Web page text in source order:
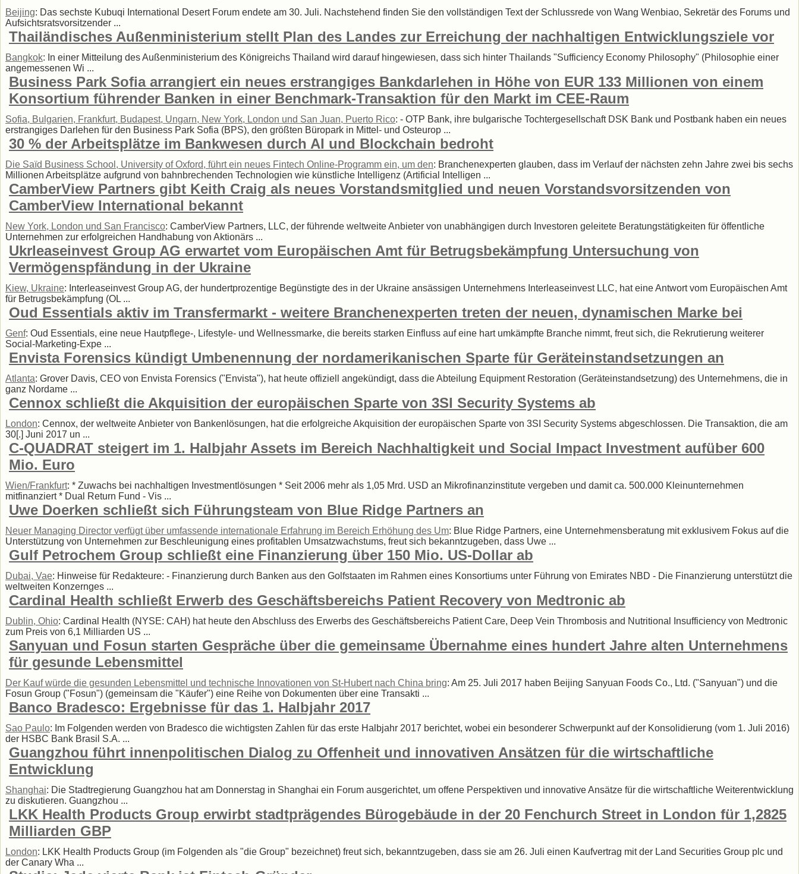
Beijing: Das sechste Kubuqi International Desert Forum endete am 30. Juli. Nachstehend finden Sie den vollständigen Text der Schlussrede von Wang Wenbiao, Sekretär des Forums und
Aufsichtsratsvorsitzender ...
Thailändisches Außenministerium stellt Plan des Landes zur Erreichung der nachhaltigen Entwicklungsziele vor
Bangkok: In einer Mitteilung des Außenministerium des Königreichs Thailand wird darauf hingewiesen, dass sich hinter Thailands "Sufficiency Economy Philosophy" (Philosophie einer
angemessenen Wi ...
Business Park Sofia arrangiert ein neues erstrangiges Bankdarlehen in Höhe von EUR 133 Millionen von einem
Konsortium führender Banken in einer Benchmark-Transaktion für den Markt im CEE-Raum
Sofia, Bulgarien, Frankfurt, Budapest, Ungarn, New York, London und San Juan, Puerto Rico: - OTP Bank, ihre bulgarische Tochtergesellschaft DSK Bank und Postbank haben ein neues
erstrangiges Darlehen für den Business Park Sofia (BPS), den größten Büropark in Mittel- und Osteurop ...
30 % der Arbeitsplätze im Bankwesen durch AI und Blockchain bedroht
Die Saïd Business School, University of Oxford, führt ein neues Fintech Online-Programm ein, um den: Branchenexperten glauben, dass im Verlauf der nächsten zehn Jahre zwei bis sechs
Millionen Arbeitsplätze aufgrund von bahnbrechenden Technologien wie künstliche Intelligenz (Artificial Intelligen ...
CamberView Partners gibt Keith Craig als neues Vorstandsmitglied und neuen Vorstandsvorsitzenden von
CamberView International bekannt
New York, London und San Francisco: CamberView Partners, LLC, der führende weltweite Anbieter von unabhängigen durch Investoren geleitete Beratungstätigkeiten für öffentliche
Unternehmen zur erfolgreichen Handhabung von Aktionärs ...
Ukrleaseinvest Group AG erwartet vom Europäischen Amt für Betrugsbekämpfung Untersuchung von
Vermögenspfändung in der Ukraine
Kiew, Ukraine: Interleaseinvest Group AG, der hundertprozentige Begünstigte des in der Ukraine ansässigen Unternehmens Interleaseinvest LLC, hat eine Antwort vom Europäischen Amt
für Betrugsbekämpfung (OL ...
Oud Essentials aktiv im Transfermarkt - weitere Branchenexperten treten der neuen, dynamischen Marke bei
Genf: Oud Essentials, eine neue Hautpflege-, Lifestyle- und Wellnessmarke, die bereits starken Einfluss auf eine hart umkämpfte Branche nimmt, freut sich, die Rekrutierung weiterer
Social-Marketing-Expe ...
Envista Forensics kündigt Umbenennung der nordamerikanischen Sparte für Geräteinstandsetzungen an
Atlanta: Grover Davis, CEO von Envista Forensics ("Envista"), hat heute offiziell angekündigt, dass die Abteilung Equipment Restoration (Geräteinstandsetzung) des Unternehmens, die in
ganz Nordame ...
Cennox schließt die Akquisition der europäischen Sparte von 3SI Security Systems ab
London: Cennox, der weltweite Anbieter von Bankenlösungen, hat die erfolgreiche Akquisition der europäischen Sparte von 3SI Security Systems abgeschlossen. Die Transaktion, die am
30[.] Juni 2017 un ...
C-QUADRAT steigert im 1. Halbjahr Assets im Bereich Nachhaltigkeit und Social Impact Investment aufüber 600
Mio. Euro
Wien/Frankfurt: * Zuwachs bei nachhaltigen Investmentlösungen * Seit 2006 mehr als 1,05 Mrd. USD an Mikrofinanzinstitute vergeben und damit ca. 500.000 Kleinunternehmen
mitfinanziert * Dual Return Fund - Vis ...
Uwe Doerken schließt sich Führungsteam von Blue Ridge Partners an
Neuer Managing Director verfügt über umfassende internationale Erfahrung im Bereich Erhöhung des Um: Blue Ridge Partners, eine Unternehmensberatung mit exklusivem Fokus auf die
Unterstützung von Unternehmen zur Beschleunigung eines profitablen Umsatzwachstums, freut sich bekanntzugeben, dass Uwe ...
Gulf Petrochem Group schließt eine Finanzierung über 150 Mio. US-Dollar ab
Dubai, Vae: Hinweise für Redakteure: - Finanzierung durch Banken aus den Golfstaaten im Rahmen eines Konsortiums unter Führung von Emirates NBD - Die Finanzierung unterstützt die
weltweiten Konzernges ...
Cardinal Health schließt Erwerb des Geschäftsbereichs Patient Recovery von Medtronic ab
Dublin, Ohio: Cardinal Health (NYSE: CAH) hat heute den Abschluss des Erwerbs des Geschäftsbereichs Patient Care, Deep Vein Thrombosis and Nutritional Insufficiency von Medtronic
zum Preis von 6,1 Milliarden US ...
Sanyuan und Fosun starten Gespräche über die gemeinsame Übernahme eines hundert Jahre alten Unternehmens
für gesunde Lebensmittel
Der Kauf würde die gesunden Lebensmittel und technische Innovationen von St-Hubert nach China bring: Am 25. Juli 2017 haben Beijing Sanyuan Foods Co., Ltd. ("Sanyuan") und die
Fosun Group ("Fosun") (gemeinsam die "Käufer") eine Reihe von Dokumenten über eine Transakti ...
Banco Bradesco: Ergebnisse für das 1. Halbjahr 2017
Sao Paulo: Im Folgenden werden von Bradesco die wichtigsten Zahlen für das erste Halbjahr 2017 berichtet, wobei ein besonderer Schwerpunkt auf der Konsolidierung (vom 1. Juli 2016)
der HSBC Bank Brasil S.A. ...
Guangzhou führt innenpolitischen Dialog zu Offenheit und innovativen Ansätzen für die wirtschaftliche
Entwicklung
Shanghai: Die Stadtregierung Guangzhou hat am Donnerstag in Shanghai ein Forum ausgerichtet, um offene Perspektiven und innovative Ansätze für die wirtschaftliche Weiterentwicklung
zu diskutieren. Guangzhou ...
LKK Health Products Group erwirbt stadtprägendes Bürogebäude in der 20 Fenchurch Street in London für 1,2825
Milliarden GBP
London: LKK Health Products Group (im Folgenden als "die Group" bezeichnet) freut sich, bekanntzugeben, dass sie am 26. Juli einen Kaufvertrag mit der Land Securities Group plc und
der Canary Wha ...